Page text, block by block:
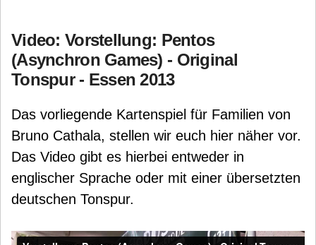
Video: Vorstellung: Pentos
(Asynchron Games) - Original
Tonspur - Essen 2013
Das vorliegende Kartenspiel für Familien von
Bruno Cathala, stellen wir euch hier näher vor.
Das Video gibt es hierbei entweder in
englischer Sprache oder mit einer übersetzten
deutschen Tonspur.